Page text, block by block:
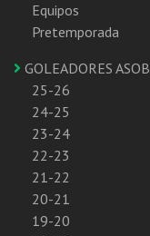
Equipos
Pretemporada
GOLEADORES
25-26
24-25
23-24
22-23
21-22
20-21
19-20